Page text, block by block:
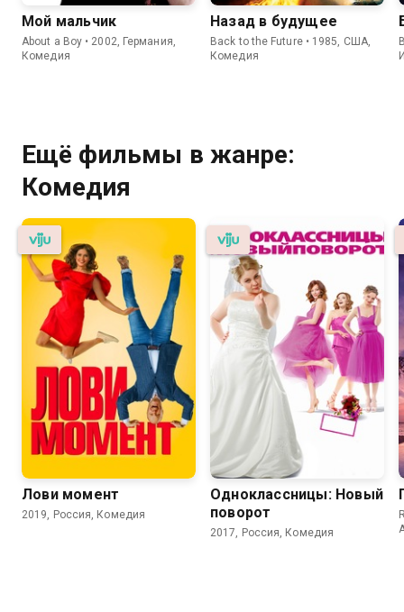
Мой мальчик
About a Boy • 2002, Германия,
Комедия
Назад в будущее
Back to the Future • 1985, США,
Комедия
Ещё фильмы в жанре:
Комедия
Лови момент
2019, Россия, Комедия
Одноклассницы: Новый
поворот
2017, Россия, Комедия